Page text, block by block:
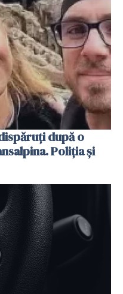
după o
Poliția și